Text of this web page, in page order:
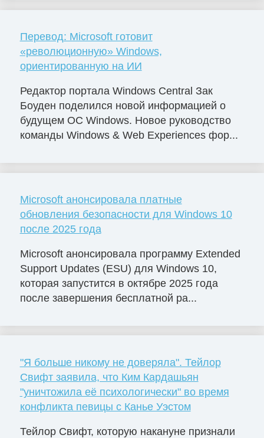
Перевод: Microsoft готовит
«революционную» Windows,
ориентированную на ИИ
Редактор портала Windows Central Зак
Боуден поделился новой информацией о
будущем ОС Windows. Новое руководство
команды Windows & Web Experiences фор...
Microsoft анонсировала платные
обновления безопасности для Windows 10
после 2025 года
Microsoft анонсировала программу Extended
Support Updates (ESU) для Windows 10,
которая запустится в октябре 2025 года
после завершения бесплатной ра...
"Я больше никому не доверяла". Тейлор
Свифт заявила, что Ким Кардашьян
"уничтожила её психологически" во время
конфликта певицы с Канье Уэстом
Тейлор Свифт, которую накануне признали